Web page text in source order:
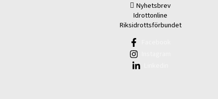
Nyhetsbrev
Idrottonline
Riksidrottsförbundet